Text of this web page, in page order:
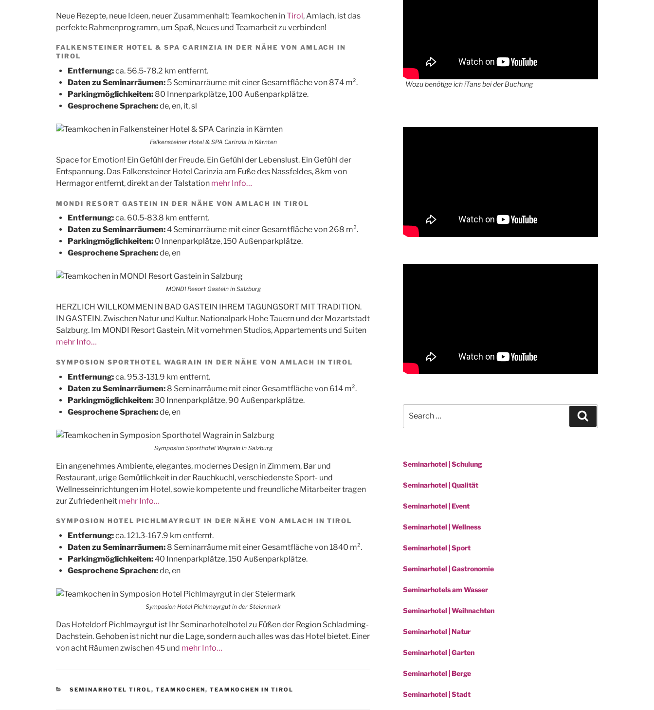
Neue Rezepte, neue Ideen, neuer Zusammenhalt: Teamkochen inTirol, Amlach, ist das
perfekte Rahmenprogramm, um Spaß, Neues und Teamarbeit zu verbinden!
FALKENSTEINER HOTEL & SPA CARINZIA IN DER NÄHE VON AMLACH IN
TIROL
Entfernung:ca. 56.5-78.2 km entfernt.
Daten zu Seminarräumen: 5 Seminarräume mit einer Gesamtfläche von 874 m².
Parkingmöglichkeiten: 80 Innenparkplätze, 100 Außenparkplätze.
Gesprochene Sprachen:de, en, it, sl
Falkensteiner Hotel & SPA Carinzia in Kärnten
Space for Emotion! Ein Gefühl der Freude. Ein Gefühl der Lebenslust. Ein Gefühl der
Entspannung. Das Falkensteiner Hotel Carinzia am Fuße des Nassfeldes, 8km von
Hermagor entfernt, direkt an der Talstation mehr Info…
MONDI RESORT GASTEIN IN DER NÄHE VON AMLACH IN TIROL
Entfernung:ca. 60.5-83.8 km entfernt.
Daten zu Seminarräumen:4 Seminarräume mit einer Gesamtfläche von 268 m².
Parkingmöglichkeiten: 0 Innenparkplätze, 150 Außenparkplätze.
Gesprochene Sprachen:de, en
MONDI Resort Gastein in Salzburg
HERZLICH WILLKOMMEN IN BAD GASTEIN IHREM TAGUNGSORT MIT TRADITION.
IN GASTEIN. Zwischen Natur und Kultur. Nationalpark Hohe Tauern und der Mozartstadt
Salzburg. Im MONDI Resort Gastein. Mit vornehmen Studios, Appartements und Suiten
mehr Info…
SYMPOSION SPORTHOTEL WAGRAIN IN DER NÄHE VON AMLACH IN TIROL
Entfernung:ca. 95.3-131.9 km entfernt.
Daten zu Seminarräumen: 8 Seminarräume mit einer Gesamtfläche von 614 m².
Parkingmöglichkeiten:30 Innenparkplätze, 90 Außenparkplätze.
Gesprochene Sprachen:de, en
Symposion Sporthotel Wagrain in Salzburg
Ein angenehmes Ambiente, elegantes, modernes Design in Zimmern, Bar und
Restaurant, urige Gemütlichkeit in der Rauchkuchl, verschiedenste Sport- und
Wellnesseinrichtungen im Hotel, sowie kompetente und freundliche Mitarbeiter tragen
zur Zufriedenheit mehr Info…
SYMPOSION HOTEL PICHLMAYRGUT IN DER NÄHE VON AMLACH IN TIROL
Entfernung:ca. 121.3-167.9 km entfernt.
Daten zu Seminarräumen: 8 Seminarräume mit einer Gesamtfläche von 1840 m².
Parkingmöglichkeiten:40 Innenparkplätze, 150 Außenparkplätze.
Gesprochene Sprachen:de, en
Symposion Hotel Pichlmayrgut in der Steiermark
Das Hoteldorf Pichlmayrgut ist Ihr Seminarhotelhotel zu Füßen der Region Schladming-
Dachstein. Gehoben ist nicht nur die Lage, sondern auch alles was das Hotel bietet. Einer
von acht Räumen zwischen 45 und mehr Info…
CATEGORIES
SEMINARHOTEL TIROL, TEAMKOCHEN, TEAMKOCHEN IN TIROL
Wozu benötige ich iTans bei der Buchung
for:
Seminarhotel | Schulung
Seminarhotel | Qualität
Seminarhotel | Event
Seminarhotel | Wellness
Seminarhotel | Sport
Seminarhotel | Gastronomie
Seminarhotels am Wasser
Seminarhotel | Weihnachten
Seminarhotel | Natur
Seminarhotel | Garten
Seminarhotel | Berge
Seminarhotel | Stadt